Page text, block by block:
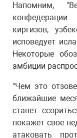
Напомним,
киргизов,
исповедует
Некоторые
амбиции
"Чем это
ближайшие
станет
покажет свое
атаковать